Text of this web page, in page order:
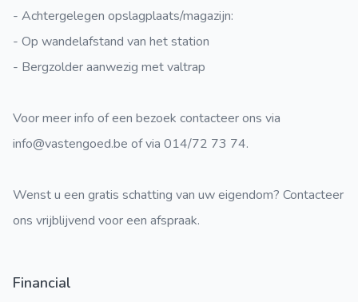
- Achtergelegen opslagplaats/magazijn:
- Op wandelafstand van het station
- Bergzolder aanwezig met valtrap
Voor meer info of een bezoek contacteer ons via
info@vastengoed.be of via 014/72 73 74.
Wenst u een gratis schatting van uw eigendom? Contacteer
ons vrijblijvend voor een afspraak.
Financial